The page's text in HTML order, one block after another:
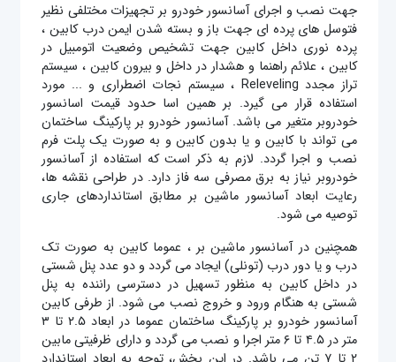
جهت نصب و اجرای آسانسور خودرو بر تجهیزات مختلفی نظیر
فتوسل های پرده ای جهت باز و بسته شدن ایمن درب کابین ،
پرده نوری داخل کابین جهت تشخیص وضعیت اتومبیل در
کابین ، علائم راهنما و هشدار در داخل و بیرون کابین ، سیستم
تراز مجدد Releveling ، سیستم نجات اضطراری و ... مورد
استفاده قرار می گیرد. بر همین اسا حدود قیمت اسانسور
خودروبر متغیر می باشد. آسانسور خودرو بر پارکینگ ساختمان
می تواند با کابین و یا بدون کابین و به صورت یک پلت فرم
نصب و اجرا گردد. لازم به ذکر است که استفاده از آسانسور
خودروبر نیاز به برق مصرفی سه فاز دارد. در طراحی نقشه ها،
رعایت ابعاد آسانسور ماشین بر مطابق استانداردهای جاری
توصیه می شود.
همچنین در آسانسور ماشین بر ، عموما کابین به صورت تک
درب و یا دور درب (تونلی) ایجاد می گردد و دو عدد پنل شستی
در داخل کابین به منظور تسهیل در دسترسی راننده به پنل
شستی به هنگام ورود و خروج نصب می شود. از طرفی کابین
آسانسور خودرو بر پارکینگ ساختمان عموما در ابعاد ۲.۵ تا ۳
متر در ۴.۵ تا ۶ متر اجرا و نصب می گردد و دارای ظرفیتی مابین